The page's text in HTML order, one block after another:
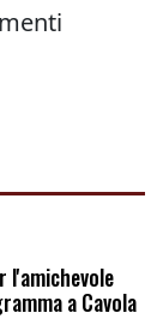
l'amichevole
a Cavola